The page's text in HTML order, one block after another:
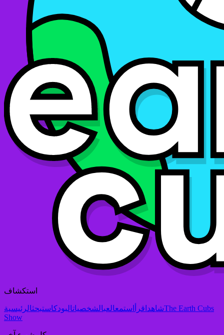
استكشاف
شاهد اقرأ استمعالعبالشخصياتالبودكاستبحثالرئيسية
The Earth Cubs
Show